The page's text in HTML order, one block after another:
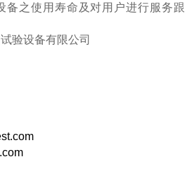
备之使用寿命及对用户进行服务跟
验设备有限公司